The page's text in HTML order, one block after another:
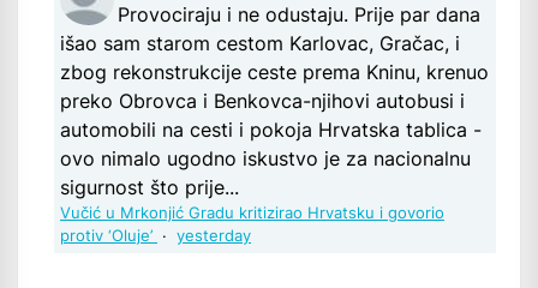
Provociraju i ne odustaju. Prije par dana
išao sam starom cestom Karlovac, Gračac, i
zbog rekonstrukcije ceste prema Kninu, krenuo
preko Obrovca i Benkovca-njihovi autobusi i
automobili na cesti i pokoja Hrvatska tablica -
ovo nimalo ugodno iskustvo je za nacionalnu
sigurnost što prije...
Vučić u Mrkonjić Gradu kritizirao Hrvatsku i govorio
protiv ‘Oluje’ · yesterday